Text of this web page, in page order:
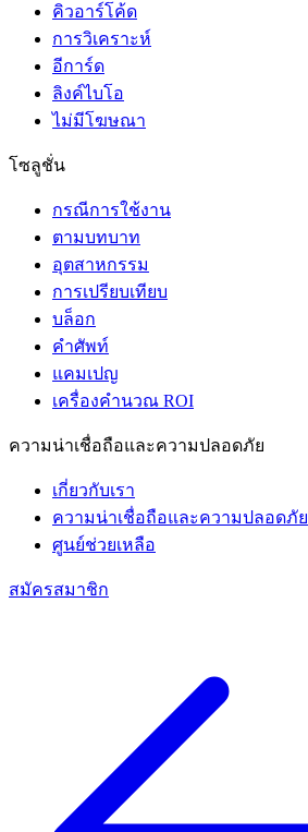
คิวอาร์โค้ด
การวิเคราะห์
อีการ์ด
ลิงค์ไบโอ
ไม่มีโฆษณา
โซลูชั่น
กรณีการใช้งาน
ตามบทบาท
อุตสาหกรรม
การเปรียบเทียบ
บล็อก
คำศัพท์
แคมเปญ
เครื่องคำนวณ ROI
ความน่าเชื่อถือและความปลอดภัย
เกี่ยวกับเรา
ความน่าเชื่อถือและความปลอดภัย
ศูนย์ช่วยเหลือ
สมัครสมาชิก